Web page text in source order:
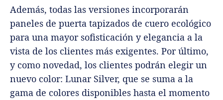
Además, todas las versiones incorporarán
paneles de puerta tapizados de cuero ecológico
para una mayor sofisticación y elegancia a la
vista de los clientes más exigentes. Por último,
y como novedad, los clientes podrán elegir un
nuevo color: Lunar Silver, que se suma a la
gama de colores disponibles hasta el momento